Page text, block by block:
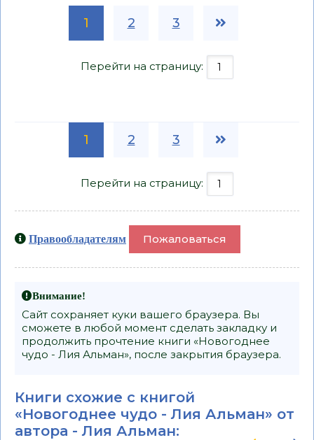
1 2 3
Перейти на страницу:
1 2 3
Перейти на страницу:
Правообладателям Пожаловаться
Внимание!
Сайт сохраняет куки вашего браузера. Вы
сможете в любой момент сделать закладку и
продолжить прочтение книги «Новогоднее
чудо - Лия Альман», после закрытия браузера.
Книги схожие с книгой
«Новогоднее чудо - Лия Альман» от
автора - Лия Альман: